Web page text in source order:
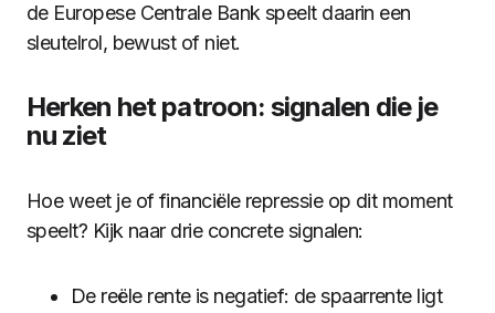
de Europese Centrale Bank speelt daarin een
sleutelrol, bewust of niet.
Herken het patroon: signalen die je
nu ziet
Hoe weet je of financiële repressie op dit moment
speelt? Kijk naar drie concrete signalen:
De reële rente is negatief: de spaarrente ligt